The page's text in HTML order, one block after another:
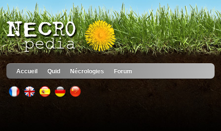
Accueil Quid Nécrologies Forum